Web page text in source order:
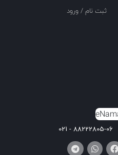
ثبت نام / ورود
88222805-06 - 021